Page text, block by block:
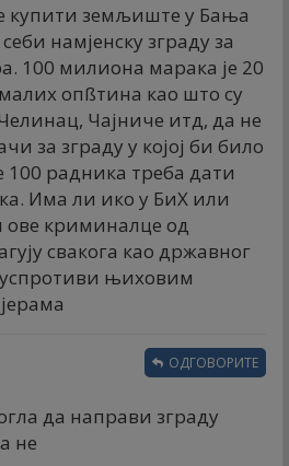
купити земљиште у Бања
намјенску зграду за
100 милиона марака је 20
опßтина као што су
Чајниче итд, да не
за зграду у којој би било
100 радника треба дати
Има ли ико у БиХ или
ове криминалце од
свакога као државног
њиховим
да направи зграду
не
ОДГОВОРИТЕ